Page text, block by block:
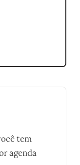
tem
agenda